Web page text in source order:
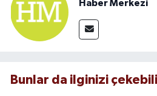
Haber Merkezi
Bunlar da ilginizi